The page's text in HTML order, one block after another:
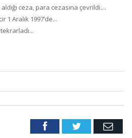
ceza, para cezasına çevrildi....
1 Aralık 1997’de...
FacebookTwitter Email